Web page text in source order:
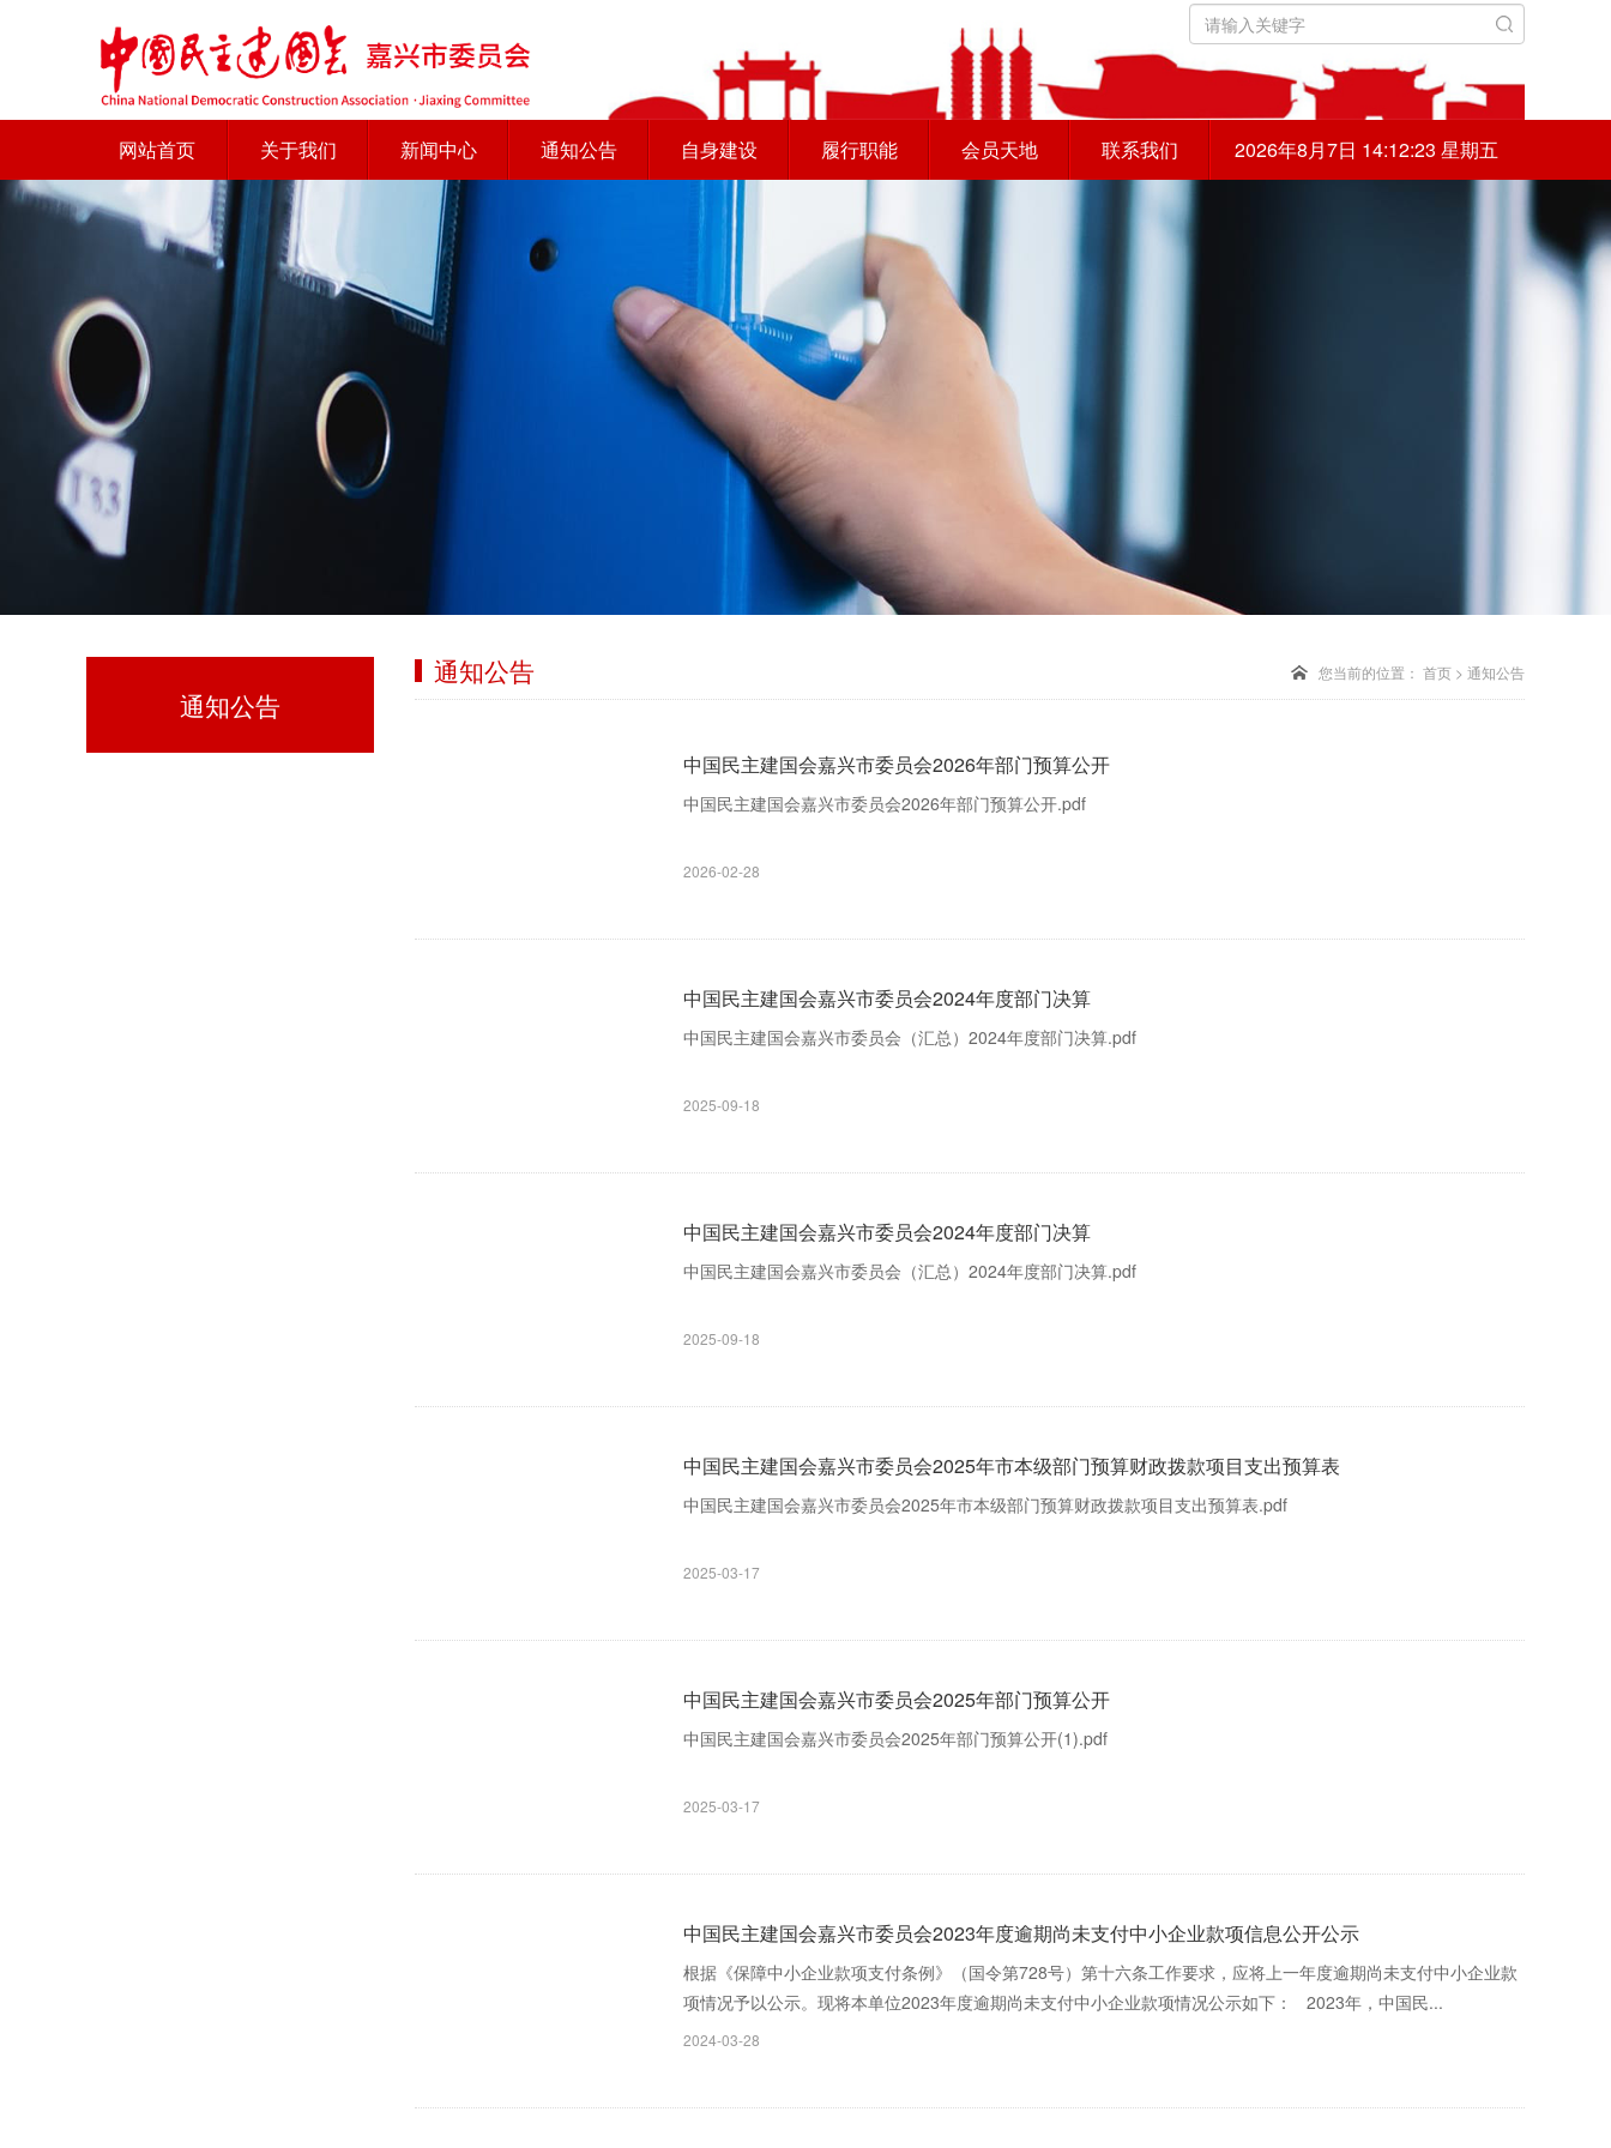
网站首页 关于我们 新闻中心 通知公告 自身建设 履行职能 会员天地 联系我们 2026年8月7日 14:12:24 星期五
通知公告
通知公告 您当前的位置： 首页 > 通知公告
中国民主建国会嘉兴市委员会2026年部门预算公开
中国民主建国会嘉兴市委员会2026年部门预算公开.pdf
2026-02-28
中国民主建国会嘉兴市委员会2024年度部门决算
中国民主建国会嘉兴市委员会（汇总）2024年度部门决算.pdf
2025-09-18
中国民主建国会嘉兴市委员会2024年度部门决算
中国民主建国会嘉兴市委员会（汇总）2024年度部门决算.pdf
2025-09-18
中国民主建国会嘉兴市委员会2025年市本级部门预算财政拨款项目支出预算表
中国民主建国会嘉兴市委员会2025年市本级部门预算财政拨款项目支出预算表.pdf
2025-03-17
中国民主建国会嘉兴市委员会2025年部门预算公开
中国民主建国会嘉兴市委员会2025年部门预算公开(1).pdf
2025-03-17
中国民主建国会嘉兴市委员会2023年度逾期尚未支付中小企业款项信息公开公示
根据《保障中小企业款项支付条例》（国令第728号）第十六条工作要求，应将上一年度逾期尚未支付中小企业款
项情况予以公示。现将本单位2023年度逾期尚未支付中小企业款项情况公示如下： 2023年，中国民...
2024-03-28